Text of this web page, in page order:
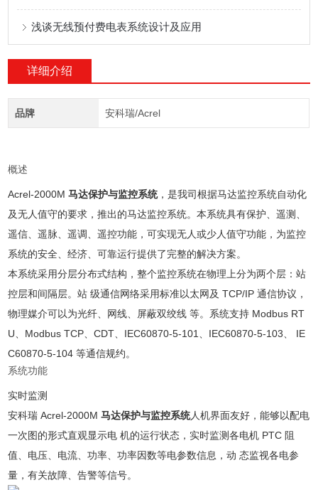
浅谈无线预付费电表系统设计及应用
详细介绍
品牌 安科瑞/Acrel
概述
Acrel-2000M马达保护与监控系统，是我司根据⻢达监控系统⾃动化
及⽆⼈值守的要求，推出的⻢达监控系统。本系统具有保护、遥测、
遥信、遥脉、遥调、遥控功能，可实现⽆⼈或少⼈值守功能，为监控
系统的安全、经济、可靠运⾏提供了完整的解决⽅案。
本系统采⽤分层分布式结构，整个监控系统在物理上分为两个层：站
控层和间隔层。站 级通信⽹络采⽤标准以太⽹及 TCP/IP 通信协议，
物理媒介可以为光纤、⽹线、屏蔽双绞线 等。系统⽀持 Modbus RT
U、Modbus TCP、CDT、IEC60870-5-101、IEC60870-5-103、 IE
C60870-5-104 等通信规约。
系统功能
实时监测
安科瑞 Acrel-2000M马达保护与监控系统⼈机界⾯友好，能够以配电
⼀次图的形式直观显示电 机的运⾏状态，实时监测各电机 PTC 阻
值、电压、电流、功率、功率因数等电参数信息，动 态监视各电参
量，有关故障、告警等信号。